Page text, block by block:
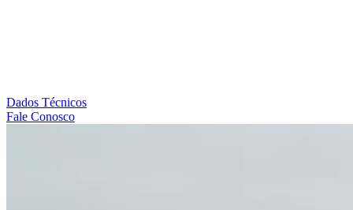
Dados Técnicos
Fale Conosco